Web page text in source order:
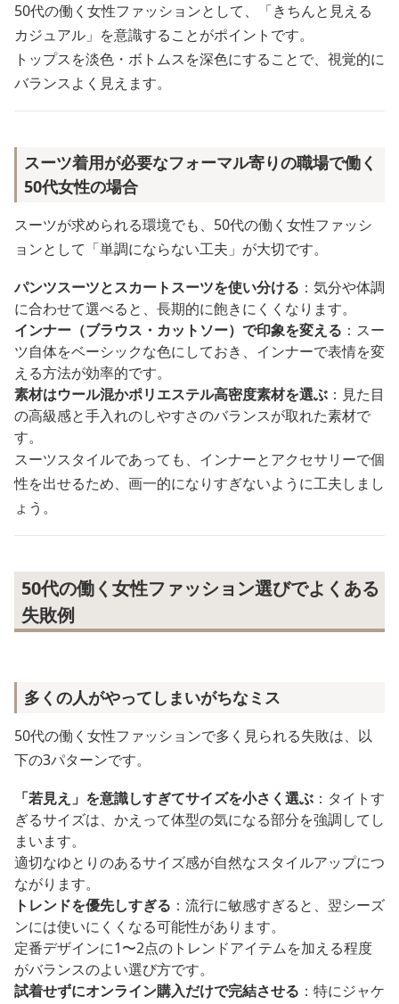
50代の働く女性ファッションとして、「きちんと見える
カジュアル」を意識することがポイントです。
トップスを淡色・ボトムスを深色にすることで、視覚的に
バランスよく見えます。
スーツ着用が必要なフォーマル寄りの職場で働く
50代女性の場合
スーツが求められる環境でも、50代の働く女性ファッシ
ョンとして「単調にならない工夫」が大切です。
パンツスーツとスカートスーツを使い分ける ：気分や体調
に合わせて選べると、長期的に飽きにくくなります。
インナー（ブラウス・カットソー）で印象を変える ：スー
ツ自体をベーシックな色にしておき、インナーで表情を変
える方法が効率的です。
素材はウール混かポリエステル高密度素材を選ぶ ：見た目
の高級感と手入れのしやすさのバランスが取れた素材で
す。
スーツスタイルであっても、インナーとアクセサリーで個
性を出せるため、画一的になりすぎないように工夫しまし
ょう。
50代の働く女性ファッション選びでよくある
失敗例
多くの人がやってしまいがちなミス
50代の働く女性ファッションで多く見られる失敗は、以
下の3パターンです。
「若見え」を意識しすぎてサイズを小さく選ぶ ：タイトす
ぎるサイズは、かえって体型の気になる部分を強調してし
まいます。
適切なゆとりのあるサイズ感が自然なスタイルアップにつ
ながります。
トレンドを優先しすぎる ：流行に敏感すぎると、翌シーズ
ンには使いにくくなる可能性があります。
定番デザインに1〜2点のトレンドアイテムを加える程度
がバランスのよい選び方です。
試着せずにオンライン購入だけで完結させる ：特にジャケ